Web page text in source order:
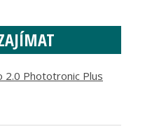
2.0 Phototronic Plus